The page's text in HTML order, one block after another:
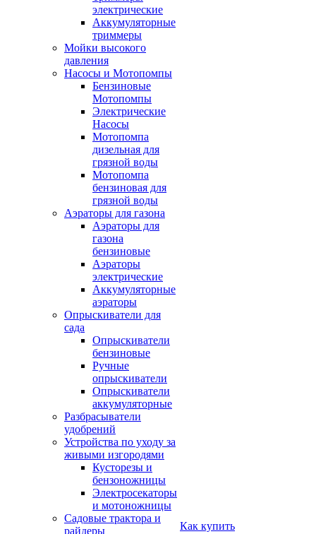
электрические
Аккумуляторные
триммеры
Мойки высокого
давления
Насосы и Мотопомпы
Бензиновые
Мотопомпы
Электрические
Насосы
Мотопомпа
дизельная для
грязной воды
Мотопомпа
бензиновая для
грязной воды
Аэраторы для газона
Аэраторы для
газона
бензиновые
Аэраторы
электрические
Аккумуляторные
аэраторы
Опрыскиватели для
сада
Опрыскиватели
бензиновые
Ручные
опрыскиватели
Опрыскиватели
аккумуляторные
Разбрасыватели
удобрений
Устройства по уходу за
живыми изгородями
Кусторезы и
бензоножницы
Электросекаторы
и мотоножницы
Садовые трактора и
райдеры
Как купить